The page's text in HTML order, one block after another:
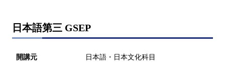
日本語第三 GSEP
開講元 日本語・日本文化科目